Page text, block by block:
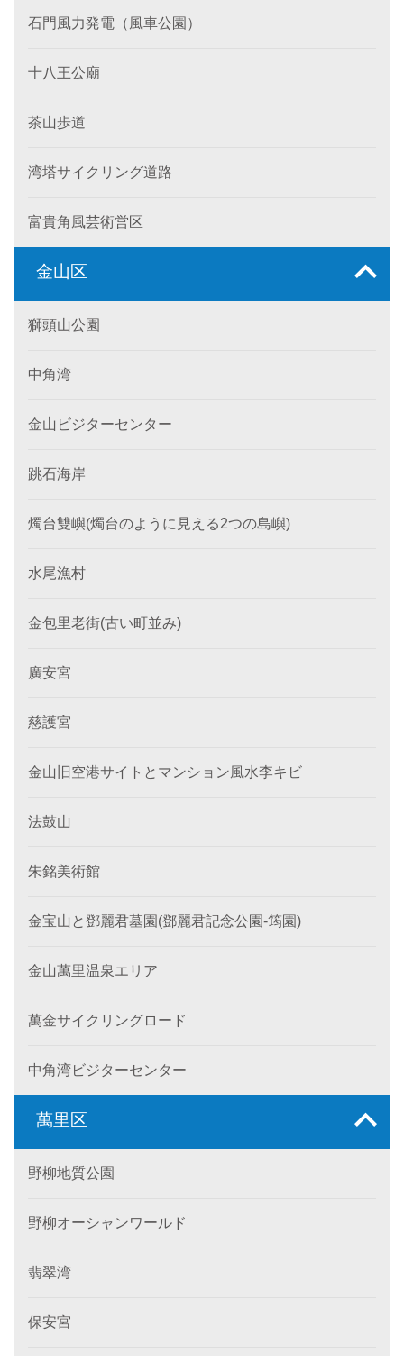
石門風力発電（風車公園）
十八王公廟
茶山歩道
湾塔サイクリング道路
富貴角風芸術営区
金山区
獅頭山公園
中角湾
金山ビジターセンター
跳石海岸
燭台雙嶼(燭台のように見える2つの島嶼)
水尾漁村
金包里老街(古い町並み)
廣安宮
慈護宮
金山旧空港サイトとマンション風水李キビ
法鼓山
朱銘美術館
金宝山と鄧麗君墓園(鄧麗君記念公園-筠園)
金山萬里温泉エリア
萬金サイクリングロード
中角湾ビジターセンター
萬里区
野柳地質公園
野柳オーシャンワールド
翡翠湾
保安宮